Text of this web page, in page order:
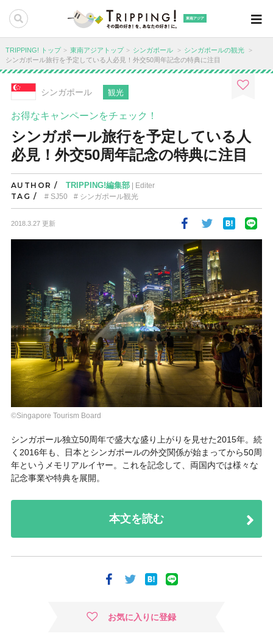
東南アジア
TRIPPING! トップ 東南アジアトップ シンガポール
シンガポールの観光
シンガポール旅行を予定している人必見！外交50周年記念の特典に注目
シンガポール 観光
お得なキャンペーンをチェック！
シンガポール旅行を予定している人
必見！外交50周年記念の特典に注目
AUTHOR / TRIPPING!編集部| Editer
TAG / SJ50 シンガポール観光
2018.3.27 更新
©Singapore Tourism Board
シンガポール独立50周年で盛大な盛り上がりを見せた2015年。続
く2016年も、日本とシンガポールの外交関係が始まってから50周
年というメモリアルイヤー。これを記念して、両国内では様々な
記念事業や特典を展開。
本文を読む
お気に入りに登録